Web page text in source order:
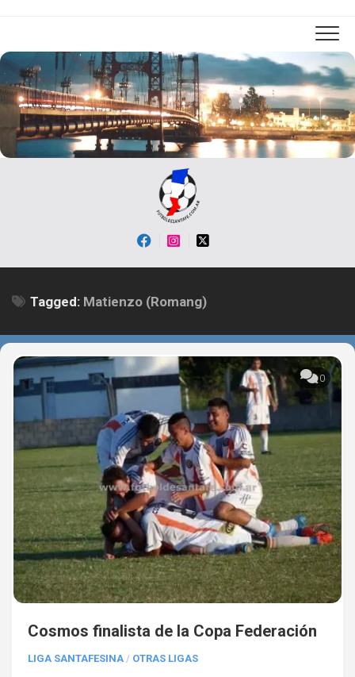
Tagged: Matienzo (Romang)
0
Cosmos finalista de la Copa Federación
LIGA SANTAFESINA / OTRAS LIGAS